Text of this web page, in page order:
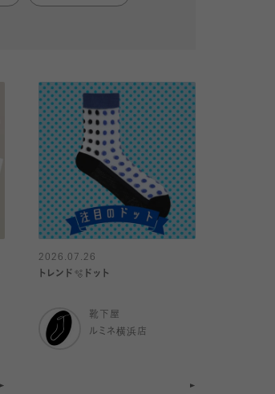
2026.07.26
トレンド🫧ドット
靴下屋
ルミネ横浜店